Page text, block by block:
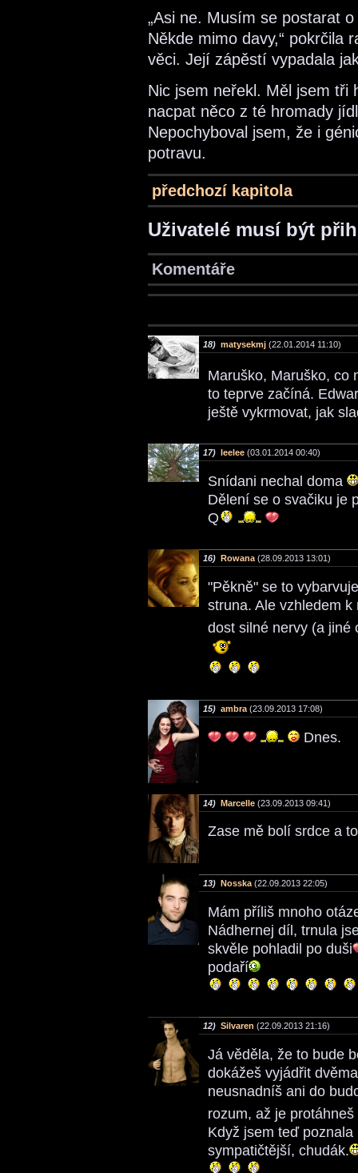
„Asi ne. Musím se postarat
Někde mimo davy,“ pokrčila
věci. Její zápěstí vypadala
Nic jsem neřekl. Měl jsem tři
nacpat něco z té hromady
Nepochyboval jsem, že i
potravu.
předchozí kapitola
Uživatelé musí být
Komentáře
18) matysekmj (22.01.2014 11:10)
Maruško, Maruško, co
to teprve začíná.
ještě vykrmovat, jak
17) leelee (03.01.2014 00:40)
Snídani nechal doma
Dělení se o svačiku je
Q
16) Rowana(28.09.2013 13:01)
"Pěkně" se to
struna. Ale vzhledem
dost silné nervy (a
15) ambra (23.09.2013 17:08)
Dnes.
14) Marcelle (23.09.2013 09:41)
Zase mě bolí srdce a
13) Nosska (22.09.2013 22:05)
Mám příliš mnoho
Nádhernej díl, trnula
skvěle pohladil po duši
podaří
12) Silvaren (22.09.2013 21:16)
Já věděla, že to bude
dokážeš vyjádřit
neusnadníš ani do
rozum, až je
Když jsem teď
sympatičtější, chudák.